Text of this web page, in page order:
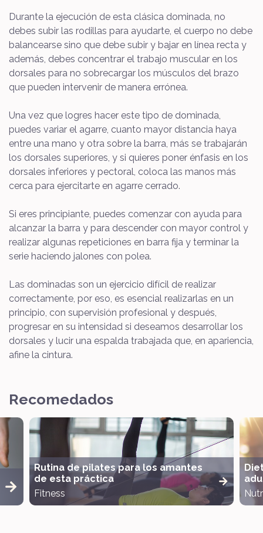
Durante la ejecución de esta clásica dominada, no
debes subir las rodillas para ayudarte, el cuerpo no debe
balancearse sino que debe subir y bajar en línea recta y
además, debes concentrar el trabajo muscular en los
dorsales para no sobrecargar los músculos del brazo
que pueden intervenir de manera errónea.
Una vez que logres hacer este tipo de dominada,
puedes variar el agarre, cuanto mayor distancia haya
entre una mano y otra sobre la barra, más se trabajarán
los dorsales superiores, y si quieres poner énfasis en los
dorsales inferiores y pectoral, coloca las manos más
cerca para ejercitarte en agarre cerrado.
Si eres principiante, puedes comenzar con ayuda para
alcanzar la barra y para descender con mayor control y
realizar algunas repeticiones en barra fija y terminar la
serie haciendo jalones con polea.
Las dominadas son un ejercicio difícil de realizar
correctamente, por eso, es esencial realizarlas en un
principio, con supervisión profesional y después,
progresar en su intensidad si deseamos desarrollar los
dorsales y lucir una espalda trabajada que, en apariencia,
afine la cintura.
Recomedados
Rutina de pilates para los amantes
de esta práctica
Fitness